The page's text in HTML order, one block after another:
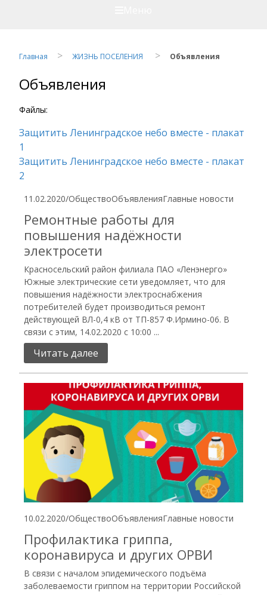
Главная ЖИЗНЬ ПОСЕЛЕНИЯ Объявления
Объявления
Файлы:
Защитить Ленинградское небо вместе - плакат
1
Защитить Ленинградское небо вместе - плакат
2
11.02.2020/ОбществоОбъявленияГлавные новости
Ремонтные работы для
повышения надёжности
электросети
Красносельский район филиала ПАО «Ленэнерго»
Южные электрические сети уведомляет, что для
повышения надёжности электроснабжения
потребителей будет производиться ремонт
действующей ВЛ-0,4 кВ от ТП-857 Ф.Ирмино-06. В
связи с этим, 14.02.2020 с 10:00 ...
Читать далее
10.02.2020/ОбществоОбъявленияГлавные новости
Профилактика гриппа,
коронавируса и других ОРВИ
В связи с началом эпидемического подъёма
заболеваемости гриппом на территории Российской